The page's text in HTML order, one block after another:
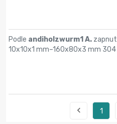
Podle andiholzwurm1 A.
10x10x1 mm–160x80x3 mm
 1